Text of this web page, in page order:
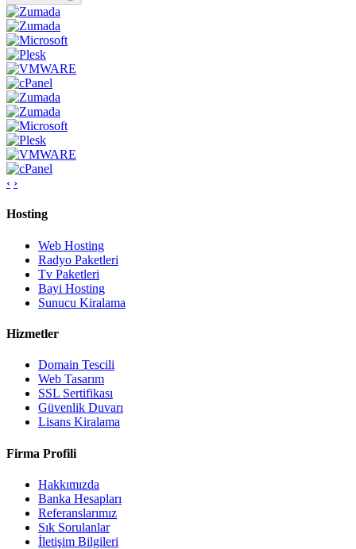
‹ ›
Hosting
Web Hosting
Radyo Paketleri
Tv Paketleri
Bayi Hosting
Sunucu Kiralama
Hizmetler
Domain Tescili
Web Tasarım
SSL Sertifikası
Güvenlik Duvarı
Lisans Kiralama
Firma Profili
Hakkımızda
Banka Hesapları
Referanslarımız
Sık Sorulanlar
İletişim Bilgileri